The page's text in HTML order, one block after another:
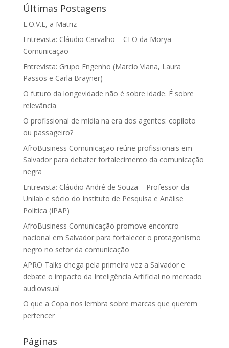
Últimas Postagens
L.O.V.E, a Matriz
Entrevista: Cláudio Carvalho – CEO da Morya
Comunicação
Entrevista: Grupo Engenho (Marcio Viana, Laura
Passos e Carla Brayner)
O futuro da longevidade não é sobre idade. É sobre
relevância
O profissional de mídia na era dos agentes: copiloto
ou passageiro?
AfroBusiness Comunicação reúne profissionais em
Salvador para debater fortalecimento da comunicação
negra
Entrevista: Cláudio André de Souza – Professor da
Unilab e sócio do Instituto de Pesquisa e Análise
Política (IPAP)
AfroBusiness Comunicação promove encontro
nacional em Salvador para fortalecer o protagonismo
negro no setor da comunicação
APRO Talks chega pela primeira vez a Salvador e
debate o impacto da Inteligência Artificial no mercado
audiovisual
O que a Copa nos lembra sobre marcas que querem
pertencer
Páginas